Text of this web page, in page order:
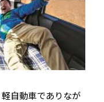
自動車でありなが